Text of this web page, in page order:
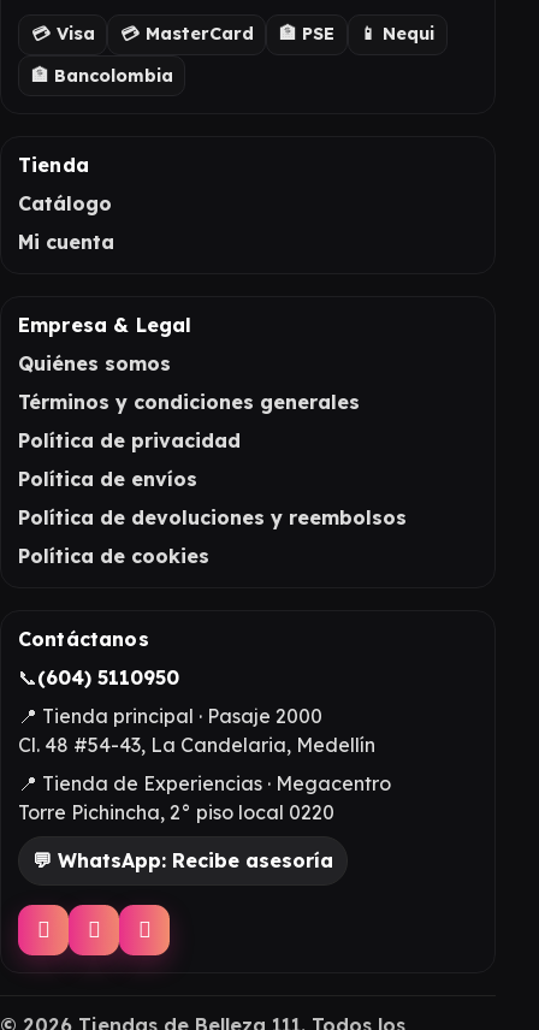
💳 Visa 💳 MasterCard 🏦 PSE
📱 Nequi
🏦 Bancolombia
Tienda
Catálogo
Mi cuenta
Empresa & Legal
Quiénes somos
Términos y condiciones generales
Política de privacidad
Política de envíos
Política de devoluciones y reembolsos
Política de cookies
Contáctanos
📞(604) 5110950
📍 Tienda principal · Pasaje 2000
Cl. 48 #54-43, La Candelaria, Medellín
📍 Tienda de Experiencias · Megacentro
Torre Pichincha, 2° piso local 0220
💬 WhatsApp: Recibe asesoría
© 2026 Tiendas de Belleza 111. Todos los